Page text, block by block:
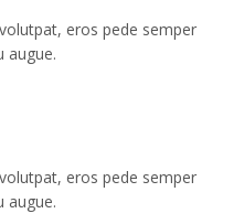
eros pede semper
augue.
eros pede semper
augue.